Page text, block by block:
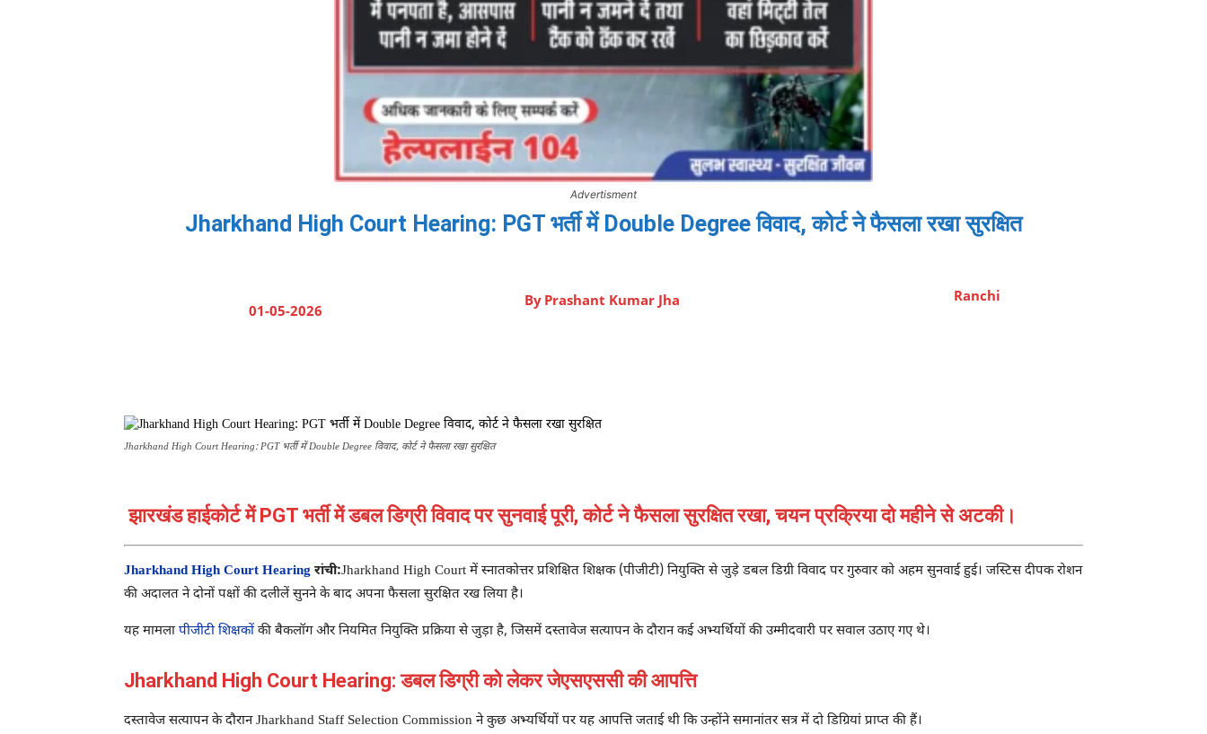
Advertisment
Jharkhand High Court Hearing: PGT भर्ती में Double Degree विवाद, कोर्ट ने फैसला रखा सुरक्षित
01-05-2026
By Prashant Kumar Jha Ranchi
Jharkhand High Court Hearing: PGT भर्ती में Double Degree विवाद, कोर्ट ने फैसला रखा सुरक्षित
झारखंड हाईकोर्ट में PGT भर्ती में डबल डिग्री विवाद पर सुनवाई पूरी, कोर्ट ने फैसला सुरक्षित रखा, चयन प्रक्रिया दो महीने से अटकी।
Jharkhand High Court Hearing रांची:Jharkhand High Court में स्नातकोत्तर प्रशिक्षित शिक्षक (पीजीटी) नियुक्ति से जुड़े डबल डिग्री विवाद पर गुरुवार को अहम सुनवाई हुई। जस्टिसदीपक रोशन
की अदालत ने दोनों पक्षों की दलीलें सुनने के बाद अपना फैसला सुरक्षित रख लिया है।
यह मामला पीजीटी शिक्षकोंकी बैकलॉग और नियमित नियुक्ति प्रक्रिया से जुड़ा है, जिसमें दस्तावेज सत्यापन के दौरान कई अभ्यर्थियों की उम्मीदवारी पर सवाल उठाए गए थे।
Jharkhand High Court Hearing: डबल डिग्री को लेकर जेएसएससी की आपत्ति
दस्तावेज सत्यापन के दौरानJharkhand Staff Selection Commission ने कुछ अभ्यर्थियों पर यह आपत्ति जताई थी कि उन्होंने समानांतर सत्र में दो डिग्रियां प्राप्त की हैं।